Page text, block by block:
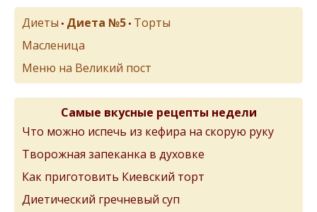
Диеты • Диета №5 • Торты
Масленица
Меню на Великий пост
Самые вкусные рецепты недели
Что можно испечь из кефира на скорую руку
Творожная запеканка в духовке
Как приготовить Киевский торт
Диетический гречневый суп